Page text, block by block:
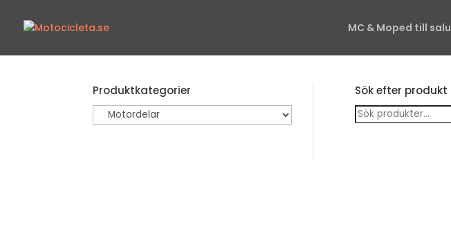
MC & Moped till salu
Produktkategorier Sök efter produkt
Sök
efter: